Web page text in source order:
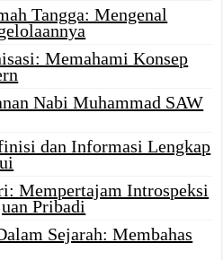
Tangga: Mengenal
Memahami Konsep
Nabi Muhammad SAW
dan Informasi Lengkap
Mempertajam Introspeksi
Pribadi
Sejarah: Membahas